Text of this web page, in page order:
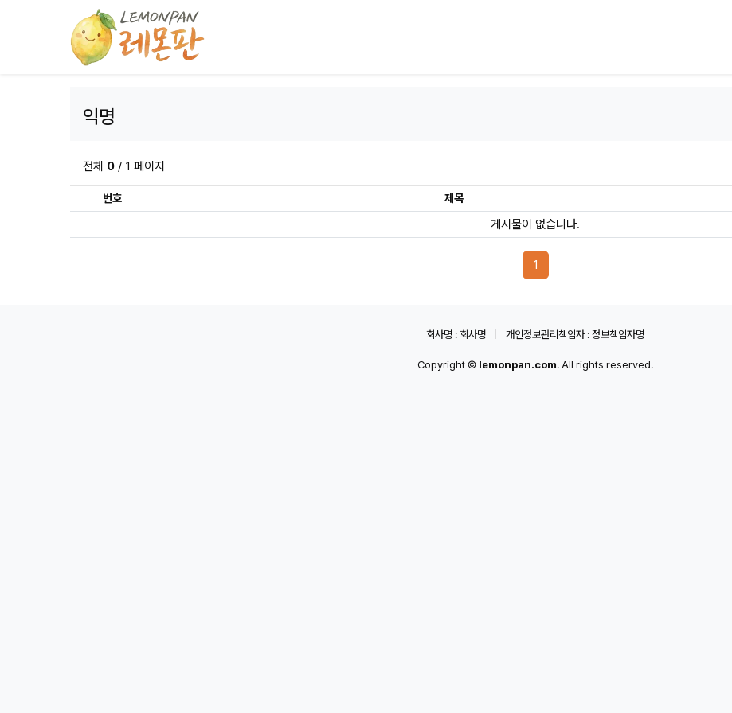
익명
전체 0 / 1 페이지
번호 제목
게시물이 없습니다.
1
회사명 : 회사명 개인정보관리책임자 : 정보책임자명
Copyright © lemonpan.com. All rights reserved.